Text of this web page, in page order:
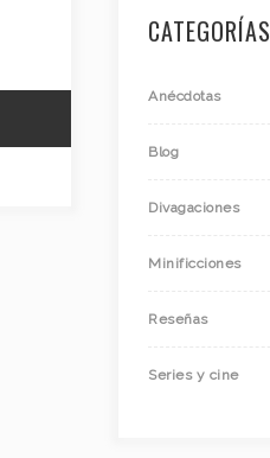
CATEGORÍAS
Anécdotas
Blog
Divagaciones
Minificciones
Reseñas
Series y cine